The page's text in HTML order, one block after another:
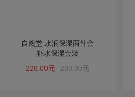
自然堂 水润保湿两件套
补水保湿套装
228.00元
280.00元